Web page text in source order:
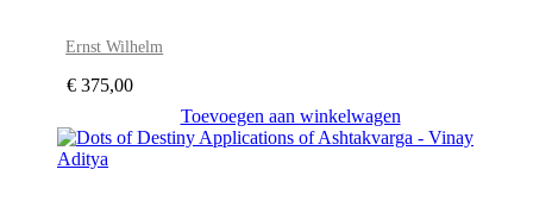
Ernst Wilhelm
€ 375,00
Toevoegen aan winkelwagen